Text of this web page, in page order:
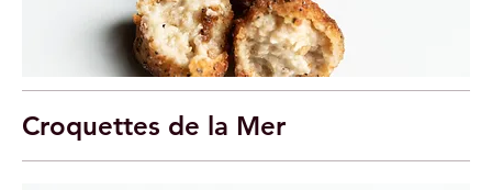
Croquettes de la Mer